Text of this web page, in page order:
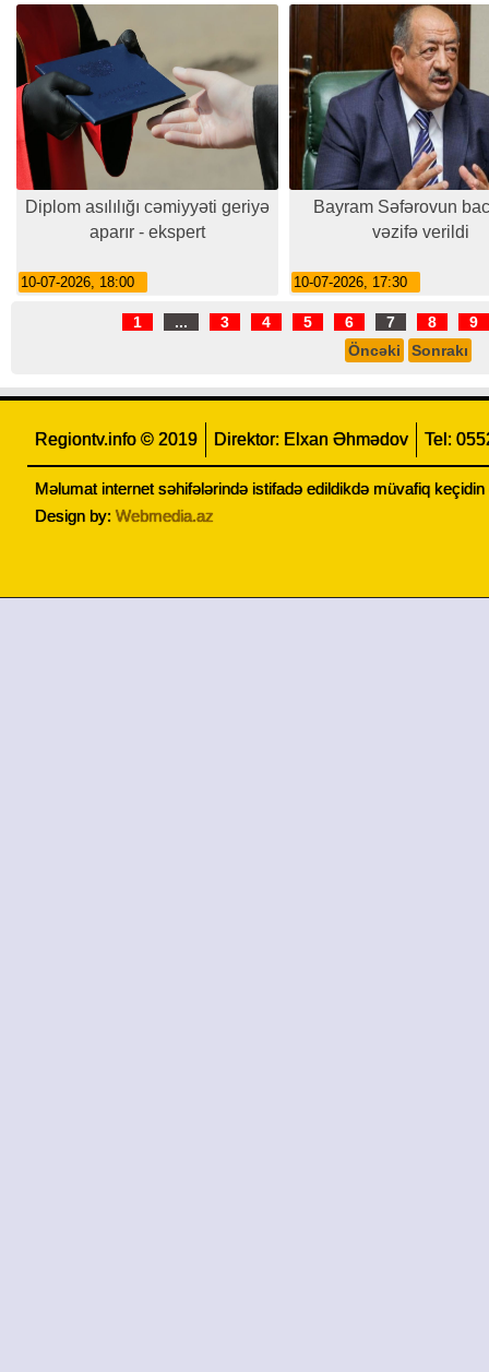
Diplom asılılığı cəmiyyəti geriyə
aparır - ekspert
10-07-2026, 18:00
Bayram Səfərovun
vəzifə verildi
10-07-2026, 17:30
1 ... 3 4 5 6 7 8
9
Öncəki
Sonrakı
Regiontv.info © 2019 Direktor: Elxan Əhmədov Tel:
Məlumat internet səhifələrində istifadə edildikdə müvafiq keçidin
Design by: Webmedia.az